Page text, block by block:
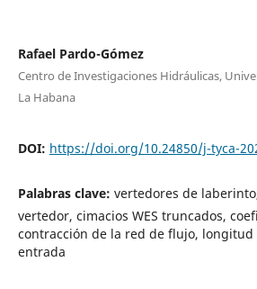
Rafael Pardo-Gómez
Centro de Investigaciones Hidráulicas,
La Habana
DOI: https://doi.org/10.24850/j-tyca-
Palabras clave: vertedores de
vertedor, cimacios WES truncados,
contracción de la red de flujo,
entrada